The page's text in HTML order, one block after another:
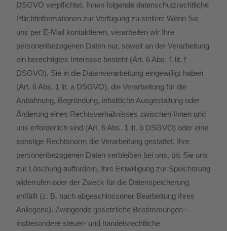
DSGVO verpflichtet, Ihnen folgende datenschutzrechtliche
Pflichtinformationen zur Verfügung zu stellen: Wenn Sie
uns per E-Mail kontaktieren, verarbeiten wir Ihre
personenbezogenen Daten nur, soweit an der Verarbeitung
ein berechtigtes Interesse besteht (Art. 6 Abs. 1 lit. f
DSGVO), Sie in die Datenverarbeitung eingewilligt haben
(Art. 6 Abs. 1 lit. a DSGVO), die Verarbeitung für die
Anbahnung, Begründung, inhaltliche Ausgestaltung oder
Änderung eines Rechtsverhältnisses zwischen Ihnen und
uns erforderlich sind (Art. 6 Abs. 1 lit. b DSGVO) oder eine
sonstige Rechtsnorm die Verarbeitung gestattet. Ihre
personenbezogenen Daten verbleiben bei uns, bis Sie uns
zur Löschung auffordern, Ihre Einwilligung zur Speicherung
widerrufen oder der Zweck für die Datenspeicherung
entfällt (z. B. nach abgeschlossener Bearbeitung Ihres
Anliegens). Zwingende gesetzliche Bestimmungen –
insbesondere steuer- und handelsrechtliche